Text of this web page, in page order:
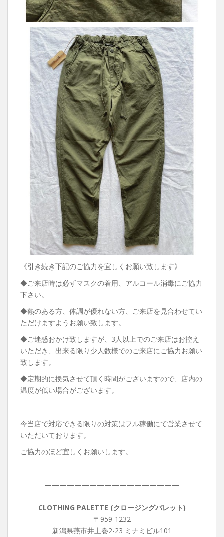
《引き続き下記のご協力を宜しくお願い致します》
◆ご来店時は必ずマスクの着用、アルコール消毒にご協力
下さい。
◆熱のある方、体調が優れない方、ご来店を見合わせてい
ただけますようお願い致します。
◆ご迷惑おかけ致しますが、3人以上でのご来店はお控え
いただき、出来る限り少人数様でのご来店にご協力お願い
致します。
◆定期的に換気させて頂く時間がございますので、店内の
温度が低い場合がございます。
今当店で対応できる限りの対策はフル稼働にて営業させて
いただいております。
ご協力のほど宜しくお願いします。
——————————————————
CLOTHING PALETTE (クロージングパレット)
〒959-1232
新潟県燕市井土巻2-23 ミナミビル101